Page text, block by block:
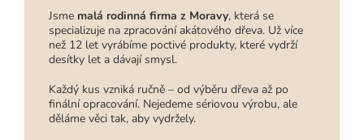
Jsme malá rodinná firma z Moravy, která se
specializuje na zpracování akátového dřeva. Už více
než 12 let vyrábíme poctivé produkty, které vydrží
desítky let a dávají smysl.
Každý kus vzniká ručně – od výběru dřeva až po
finální opracování. Nejedeme sériovou výrobu, ale
děláme věci tak, aby vydržely.